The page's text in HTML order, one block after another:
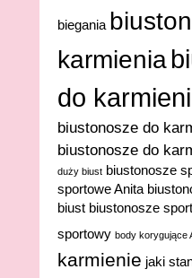
biegania
karmienia
do
biustonosze do
biustonosze do
duży biust biustonosze
sportowe Anita
biust biustonosze
sportowy body korygujące
karmienie jaki